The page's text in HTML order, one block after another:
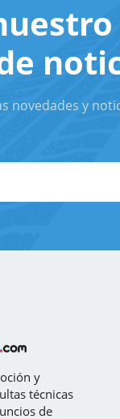
novedades y
y
técnicas
de